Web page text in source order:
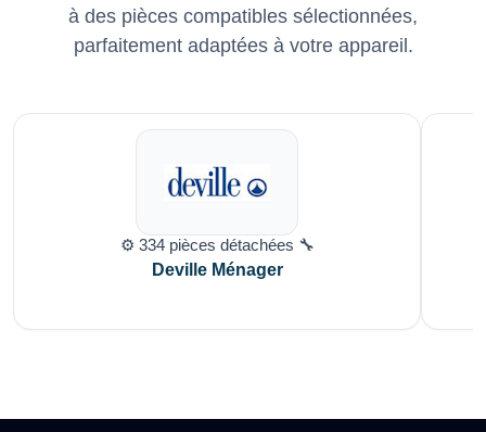
à des pièces compatibles sélectionnées,
parfaitement adaptées à votre appareil.
⚙️ 334 pièces détachées 🔧
Deville Ménager